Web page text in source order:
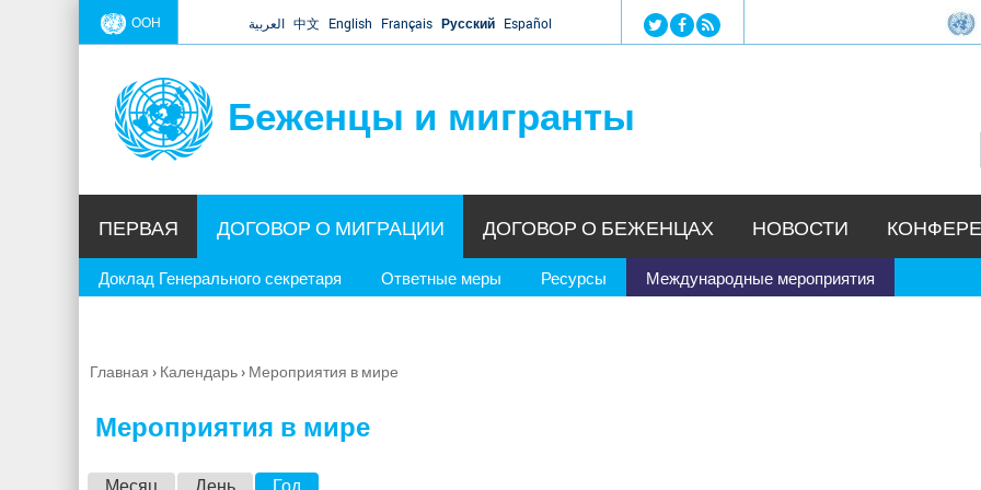
Jump to navigation
ООН العربية 中文 English Français Русский Español
Беженцы и мигранты
ПЕРВАЯ ДОГОВОР О МИГРАЦИИ
Доклад Генерального секретаря Ответные меры Ресурсы Международные мероприятия
ДОГОВОР О БЕЖЕНЦАХ НОВОСТИ
Вы
Главная › Календарь› Мероприятия в мире
Мероприятия в мире